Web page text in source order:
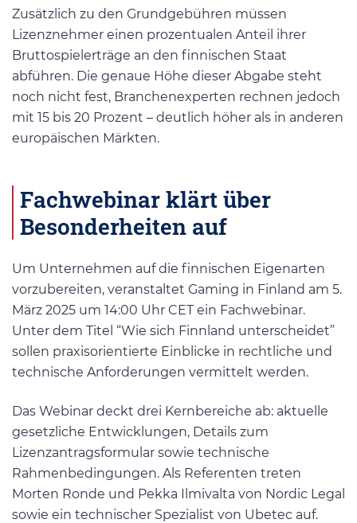
Zusätzlich zu den Grundgebühren müssen
Lizenznehmer einen prozentualen Anteil ihrer
Bruttospielerträge an den finnischen Staat
abführen. Die genaue Höhe dieser Abgabe steht
noch nicht fest, Branchenexperten rechnen jedoch
mit 15 bis 20 Prozent – deutlich höher als in anderen
europäischen Märkten.
Fachwebinar klärt über
Besonderheiten auf
Um Unternehmen auf die finnischen Eigenarten
vorzubereiten, veranstaltet Gaming in Finland am 5.
März 2025 um 14:00 Uhr CET ein Fachwebinar.
Unter dem Titel “Wie sich Finnland unterscheidet”
sollen praxisorientierte Einblicke in rechtliche und
technische Anforderungen vermittelt werden.
Das Webinar deckt drei Kernbereiche ab: aktuelle
gesetzliche Entwicklungen, Details zum
Lizenzantragsformular sowie technische
Rahmenbedingungen. Als Referenten treten
Morten Ronde und Pekka Ilmivalta von Nordic Legal
sowie ein technischer Spezialist von Ubetec auf.